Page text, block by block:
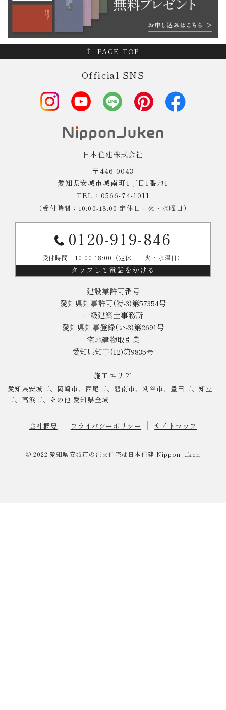
PAGE TOP
Official SNS
日本住建株式会社
〒446-0043
愛知県安城市城南町1丁目1番地1
TEL：0566-74-1011
（受付時間：10:00-18:00 定休日：火・水曜日）
0120-919-846
受付時間：10:00-18:00（定休日：火・水曜日）
タップして電話をかける
建設業許可番号
愛知県知事許可(特-3)第57354号
一級建築士事務所
愛知県知事登録(い-3)第2691号
宅地建物取引業
愛知県知事(12)第9835号
施工エリア
愛知県安城市、岡崎市、西尾市、碧南市、刈谷市、豊田市、知立
市、高浜市、その他 愛知県全域
会社概要 プライバシーポリシー サイトマップ
© 2022 愛知県安城市の注文住宅は日本住建 Nippon juken